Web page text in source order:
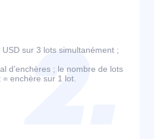
sur 3 lots simultanément ;
d’enchères ; le nombre de lots
enchère sur 1 lot.